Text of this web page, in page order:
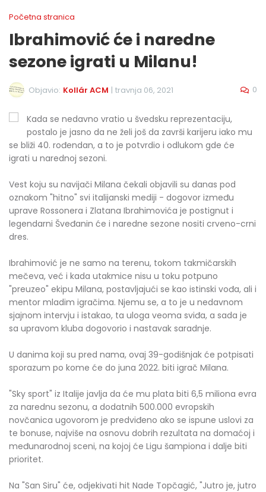
Početna stranica
Ibrahimović će i naredne
sezone igrati u Milanu!
Objavio: Kollár ACM | travnja 06, 2021 0
Kada se nedavno vratio u švedsku reprezentaciju,
postalo je jasno da ne želi još da završi karijeru iako mu
se bliži 40. rođendan, a to je potvrdio i odlukom gde će
igrati u narednoj sezoni.
Vest koju su navijači Milana čekali objavili su danas pod
oznakom "hitno" svi italijanski mediji - dogovor između
uprave Rossonera i Zlatana Ibrahimovića je postignut i
legendarni Šveđanin će i naredne sezone nositi crveno-crni
dres.
Ibrahimović je ne samo na terenu, tokom takmičarskih
mečeva, već i kada utakmice nisu u toku potpuno
"preuzeo" ekipu Milana, postavljajući se kao istinski vođa, ali i
mentor mladim igračima. Njemu se, a to je u nedavnom
sjajnom intervju i istakao, ta uloga veoma sviđa, a sada je
sa upravom kluba dogovorio i nastavak saradnje.
U danima koji su pred nama, ovaj 39-godišnjak će potpisati
sporazum po kome će do juna 2022. biti igrač Milana.
"Sky sport" iz Italije javlja da će mu plata biti 6,5 miliona evra
za narednu sezonu, a dodatnih 500.000 evropskih
novčanica ugovorom je predviđeno ako se ispune uslovi za
te bonuse, najviše na osnovu dobrih rezultata na domaćoj i
međunarodnoj sceni, na kojoj će Ligu šampiona i dalje biti
prioritet.
Na "San Siru" će, odjekivati hit Nade Topčagić, "Jutro je, jutro